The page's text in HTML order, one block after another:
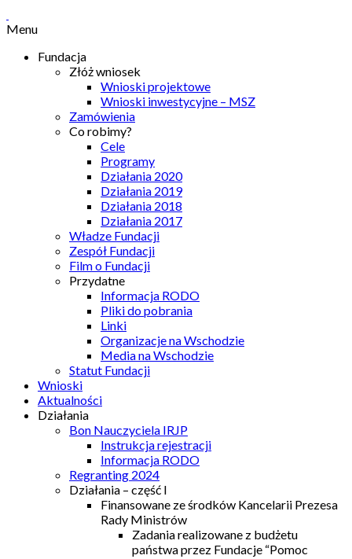
Menu
Fundacja
Złóż wniosek
Wnioski projektowe
Wnioski inwestycyjne – MSZ
Zamówienia
Co robimy?
Cele
Programy
Działania 2020
Działania 2019
Działania 2018
Działania 2017
Władze Fundacji
Zespół Fundacji
Film o Fundacji
Przydatne
Informacja RODO
Pliki do pobrania
Linki
Organizacje na Wschodzie
Media na Wschodzie
Statut Fundacji
Wnioski
Aktualności
Działania
Bon Nauczyciela IRJP
Instrukcja rejestracji
Informacja RODO
Regranting 2024
Działania – część I
Finansowane ze środków Kancelarii Prezesa
Rady Ministrów
Zadania realizowane z budżetu
państwa przez Fundacje “Pomoc